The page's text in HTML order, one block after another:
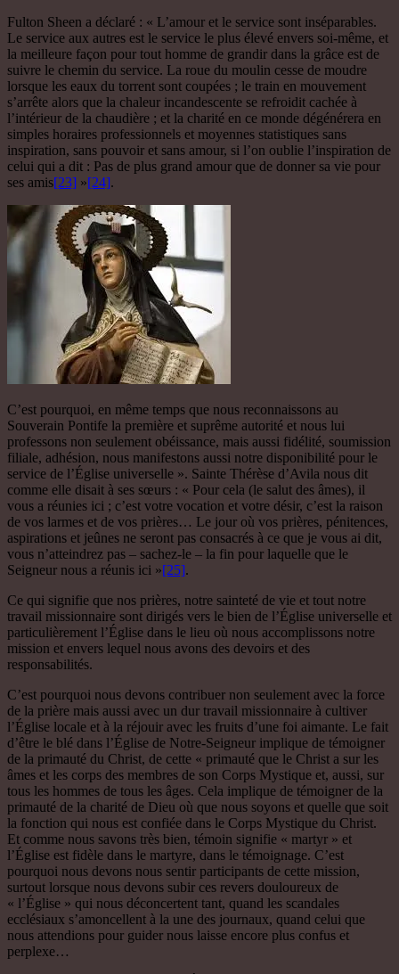
Fulton Sheen a déclaré : « L’amour et le service sont inséparables.
Le service aux autres est le service le plus élevé envers soi-même, et
la meilleure façon pour tout homme de grandir dans la grâce est de
suivre le chemin du service. La roue du moulin cesse de moudre
lorsque les eaux du torrent sont coupées ; le train en mouvement
s’arrête alors que la chaleur incandescente se refroidit cachée à
l’intérieur de la chaudière ; et la charité en ce monde dégénérera en
simples horaires professionnels et moyennes statistiques sans
inspiration, sans pouvoir et sans amour, si l’on oublie l’inspiration de
celui qui a dit : Pas de plus grand amour que de donner sa vie pour
ses amis[23] »[24].
C’est pourquoi, en même temps que nous reconnaissons au
Souverain Pontife la première et suprême autorité et nous lui
professons non seulement obéissance, mais aussi fidélité, soumission
filiale, adhésion, nous manifestons aussi notre disponibilité pour le
service de l’Église universelle ». Sainte Thérèse d’Avila nous dit
comme elle disait à ses sœurs : « Pour cela (le salut des âmes), il
vous a réunies ici ; c’est votre vocation et votre désir, c’est la raison
de vos larmes et de vos prières… Le jour où vos prières, pénitences,
aspirations et jeûnes ne seront pas consacrés à ce que je vous ai dit,
vous n’atteindrez pas – sachez-le – la fin pour laquelle que le
Seigneur nous a réunis ici »[25].
Ce qui signifie que nos prières, notre sainteté de vie et tout notre
travail missionnaire sont dirigés vers le bien de l’Église universelle et
particulièrement l’Église dans le lieu où nous accomplissons notre
mission et envers lequel nous avons des devoirs et des
responsabilités.
C’est pourquoi nous devons contribuer non seulement avec la force
de la prière mais aussi avec un dur travail missionnaire à cultiver
l’Église locale et à la réjouir avec les fruits d’une foi aimante. Le fait
d’être le blé dans l’Église de Notre-Seigneur implique de témoigner
de la primauté du Christ, de cette « primauté que le Christ a sur les
âmes et les corps des membres de son Corps Mystique et, aussi, sur
tous les hommes de tous les âges. Cela implique de témoigner de la
primauté de la charité de Dieu où que nous soyons et quelle que soit
la fonction qui nous est confiée dans le Corps Mystique du Christ.
Et comme nous savons très bien, témoin signifie « martyr » et
l’Église est fidèle dans le martyre, dans le témoignage. C’est
pourquoi nous devons nous sentir participants de cette mission,
surtout lorsque nous devons subir ces revers douloureux de
« l’Église » qui nous déconcertent tant, quand les scandales
ecclésiaux s’amoncellent à la une des journaux, quand celui que
nous attendions pour guider nous laisse encore plus confus et
perplexe…